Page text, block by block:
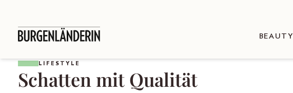
BEAUTY
LIFESTYLE
Schatten mit Qualität